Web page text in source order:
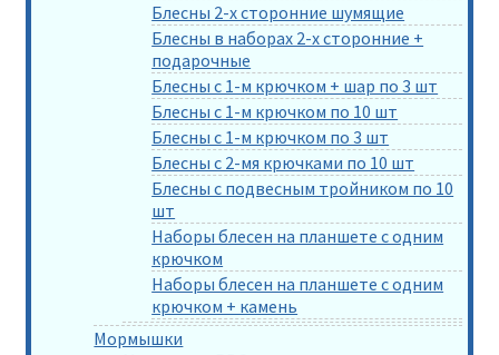
Блесны 2-х сторонние шумящие
Блесны в наборах 2-х сторонние +
подарочные
Блесны с 1-м крючком + шар по 3 шт
Блесны с 1-м крючком по 10 шт
Блесны с 1-м крючком по 3 шт
Блесны с 2-мя крючками по 10 шт
Блесны с подвесным тройником по 10
шт
Наборы блесен на планшете с одним
крючком
Наборы блесен на планшете с одним
крючком + камень
Мормышки